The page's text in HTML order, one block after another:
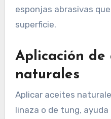
esponjas abrasivas
superficie.
Aplicación de
naturales
Aplicar aceites
linaza o de tung,